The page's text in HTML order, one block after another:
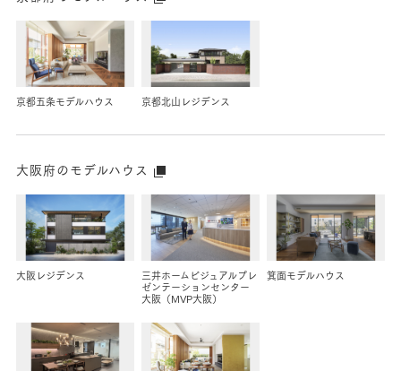
京都五条モデルハウス 京都北山レジデンス
大阪府のモデルハウス
大阪レジデンス 三井ホームビジュアルプレ
ゼンテーションセンター
大阪（MVP大阪）
箕面モデルハウス